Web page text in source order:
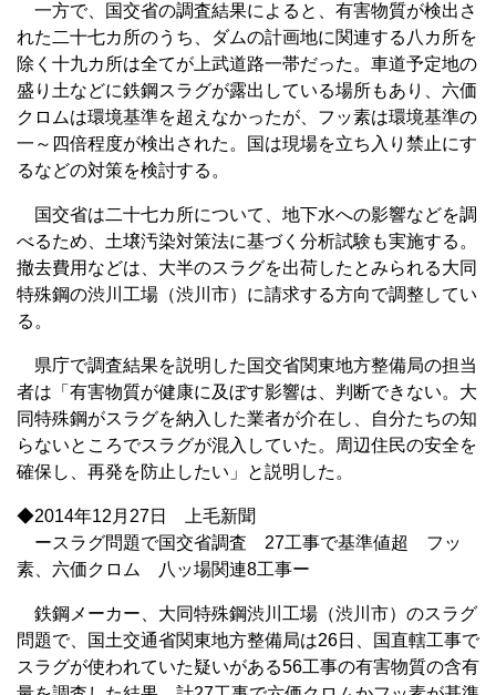
一方で、国交省の調査結果によると、有害物質が検出さ
れた二十七カ所のうち、ダムの計画地に関連する八カ所を
除く十九カ所は全てが上武道路一帯だった。車道予定地の
盛り土などに鉄鋼スラグが露出している場所もあり、六価
クロムは環境基準を超えなかったが、フッ素は環境基準の
一～四倍程度が検出された。国は現場を立ち入り禁止にす
るなどの対策を検討する。
国交省は二十七カ所について、地下水への影響などを調
べるため、土壌汚染対策法に基づく分析試験も実施する。
撤去費用などは、大半のスラグを出荷したとみられる大同
特殊鋼の渋川工場（渋川市）に請求する方向で調整してい
る。
県庁で調査結果を説明した国交省関東地方整備局の担当
者は「有害物質が健康に及ぼす影響は、判断できない。大
同特殊鋼がスラグを納入した業者が介在し、自分たちの知
らないところでスラグが混入していた。周辺住民の安全を
確保し、再発を防止したい」と説明した。
◆2014年12月27日 上毛新聞
ースラグ問題で国交省調査 27工事で基準値超 フッ
素、六価クロム 八ッ場関連8工事ー
鉄鋼メーカー、大同特殊鋼渋川工場（渋川市）のスラグ
問題で、国土交通省関東地方整備局は26日、国直轄工事で
スラグが使われていた疑いがある56工事の有害物質の含有